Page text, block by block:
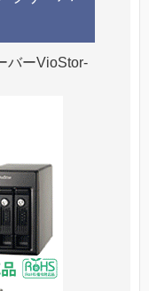
バーVioStor-